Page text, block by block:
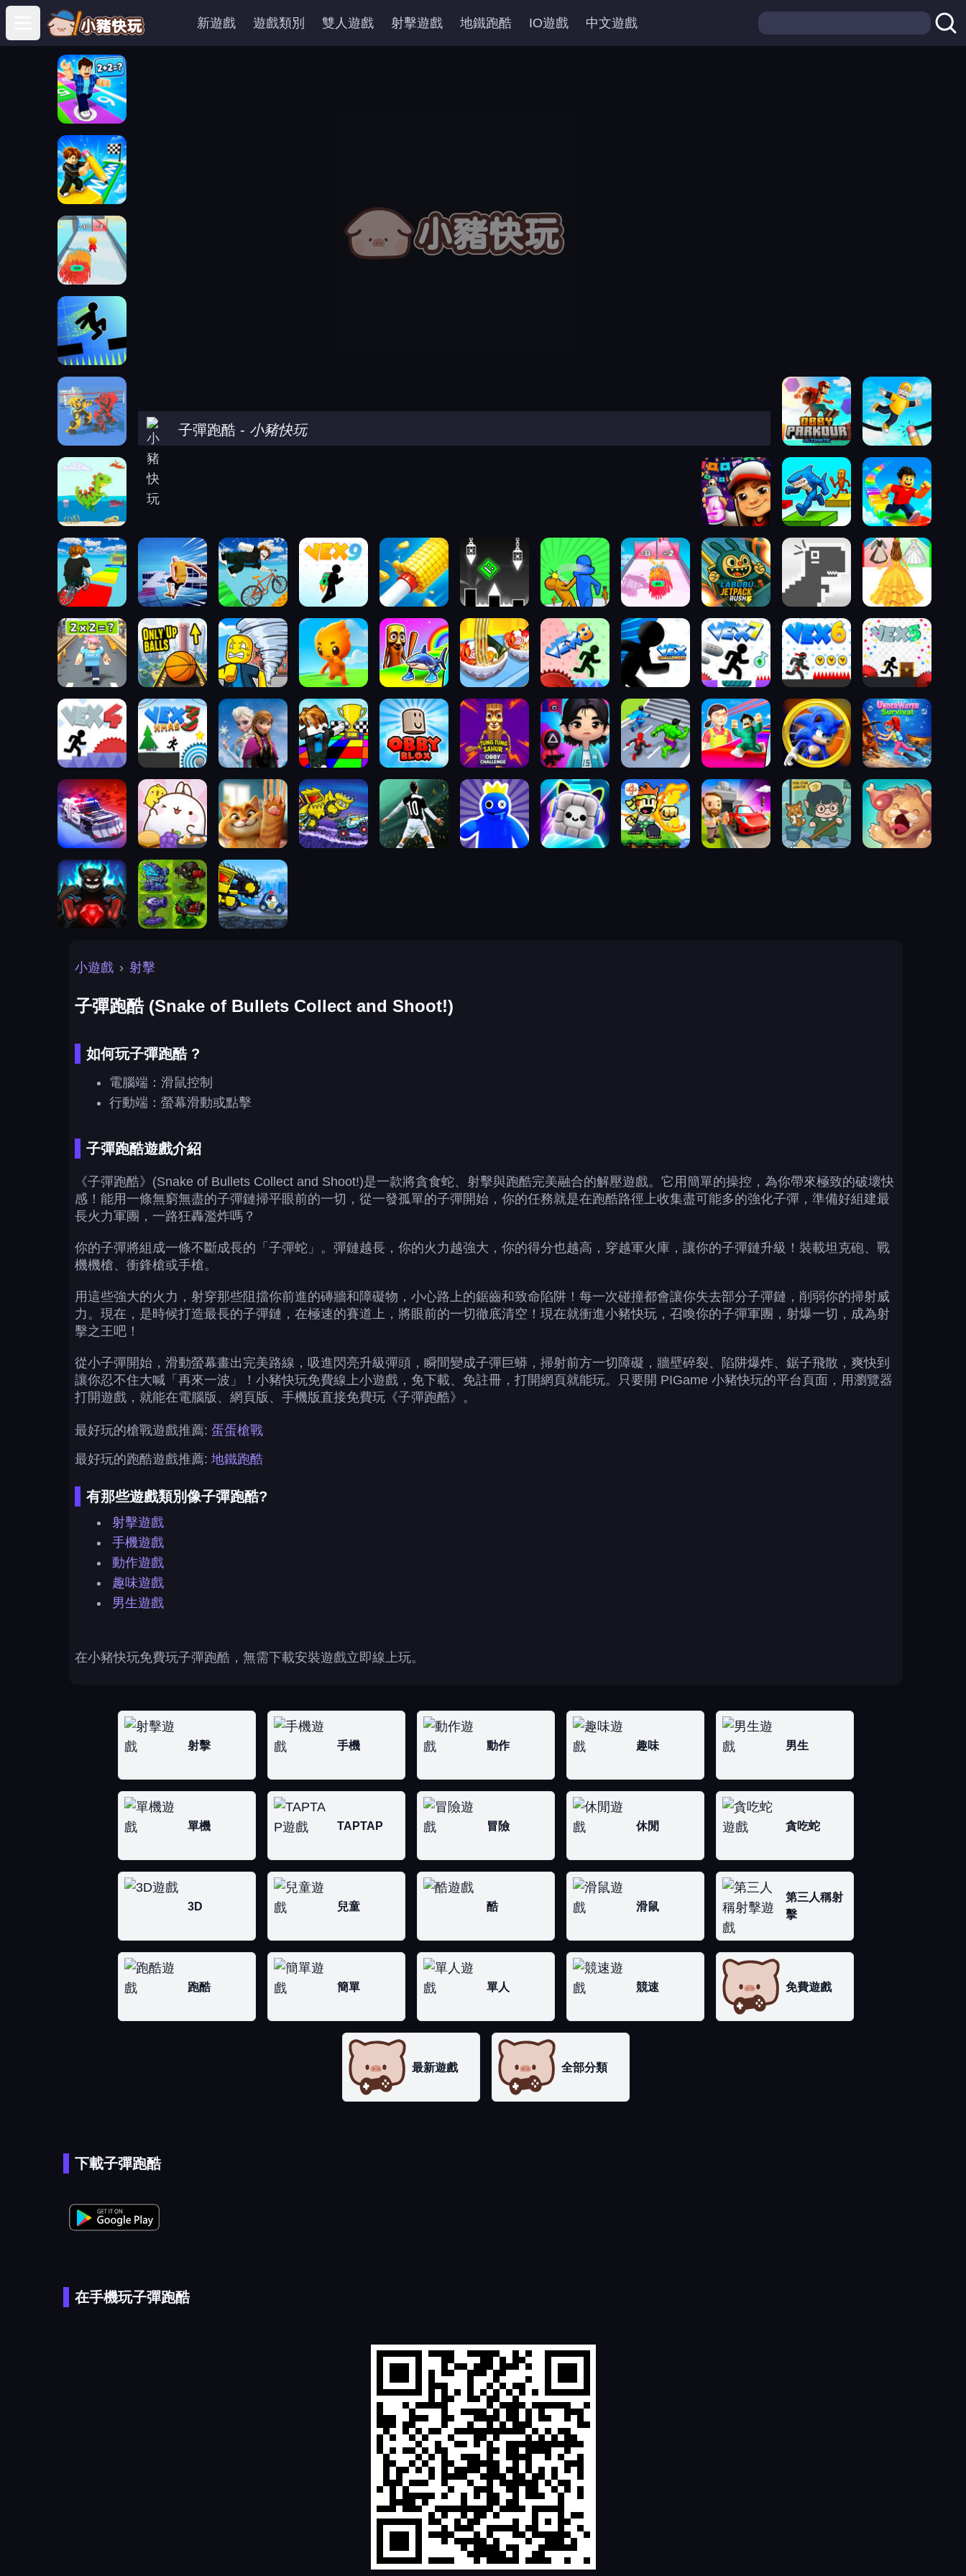
Open main menu
新遊戲 遊戲類別 雙人遊戲 射擊遊戲 地鐵跑酷 IO遊戲 中文遊戲
子彈跑酷 - 小豬快玩
小遊戲 › 射擊
子彈跑酷 (Snake of Bullets Collect and Shoot!)
如何玩子彈跑酷 ?
電腦端：滑鼠控制
行動端：螢幕滑動或點擊
子彈跑酷遊戲介紹
《子彈跑酷》(Snake of Bullets Collect and Shoot!)是一款將貪食蛇、射擊與跑酷完美融合的解壓遊戲。它用簡單的操控，為你帶來極致的破壞快
感！能用一條無窮無盡的子彈鏈掃平眼前的一切，從一發孤單的子彈開始，你的任務就是在跑酷路徑上收集盡可能多的強化子彈，準備好組建最
長火力軍團，一路狂轟濫炸嗎？
你的子彈將組成一條不斷成長的「子彈蛇」。彈鏈越長，你的火力越強大，你的得分也越高，穿越軍火庫，讓你的子彈鏈升級！裝載坦克砲、戰
機機槍、衝鋒槍或手槍。
用這些強大的火力，射穿那些阻擋你前進的磚牆和障礙物，小心路上的鋸齒和致命陷阱！每一次碰撞都會讓你失去部分子彈鏈，削弱你的掃射威
力。現在，是時候打造最長的子彈鏈，在極速的賽道上，將眼前的一切徹底清空！現在就衝進小豬快玩，召喚你的子彈軍團，射爆一切，成為射
擊之王吧！
從小子彈開始，滑動螢幕畫出完美路線，吸進閃亮升級彈頭，瞬間變成子彈巨蟒，掃射前方一切障礙，牆壁碎裂、陷阱爆炸、鋸子飛散，爽快到
讓你忍不住大喊「再來一波」！小豬快玩免費線上小遊戲，免下載、免註冊，打開網頁就能玩。只要開 PIGame 小豬快玩的平台頁面，用瀏覽器
打開遊戲，就能在電腦版、網頁版、手機版直接免費玩《子彈跑酷》。
最好玩的槍戰遊戲推薦: 蛋蛋槍戰
最好玩的跑酷遊戲推薦: 地鐵跑酷
有那些遊戲類別像子彈跑酷?
射擊遊戲
手機遊戲
動作遊戲
趣味遊戲
男生遊戲
在小豬快玩免費玩子彈跑酷，無需下載安裝遊戲立即線上玩。
射擊 手機 動作 趣味 男生
單機 TAPTAP 冒險 休閒 貪吃蛇
3D 兒童 酷 滑鼠
第三人稱射
擊
跑酷 簡單 單人 競速 免費遊戲
最新遊戲 全部分類
下載子彈跑酷
在手機玩子彈跑酷